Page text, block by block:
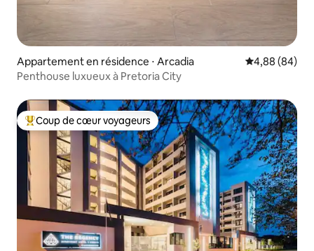
Appartement en résidence ⋅ Arcadia Évaluation
4,88 (84)
Penthouse luxueux à Pretoria City
Coups de cœur voyageurs les plus appréciés
Coup de cœur voyageurs